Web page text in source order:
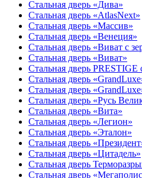
Стальная дверь «Дива»
Стальная дверь «AtlasNext»
Стальная дверь «Массив»
Стальная дверь «Венеция»
Стальная дверь «Виват с
Стальная дверь «Виват»
Стальная дверь PRESTIGE
Стальная дверь
Стальная дверь
Стальная дверь «Русь
Стальная дверь «Вита»
Стальная дверь «Легион»
Стальная дверь «Эталон»
Стальная дверь
Стальная дверь «Цитадель»
Стальная дверь
Стальная дверь